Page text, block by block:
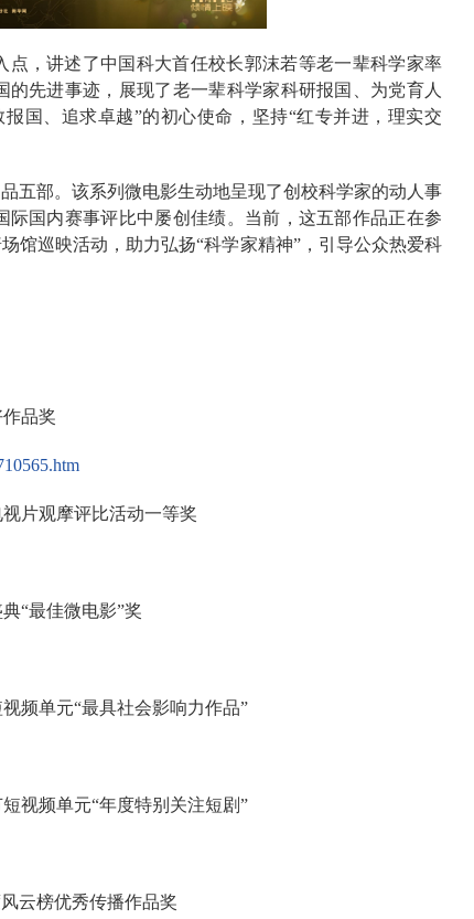
点，讲述了中国科大首任校长郭沫若等老一辈科学家率
先进事迹，展现了老一辈科学家科研报国、为党育人
国、追求卓越”的初心使命，坚持“红专并进，理实交
五部。该系列微电影生动地呈现了创校科学家的动人事
国内赛事评比中屡创佳绩。当前，这五部作品正在参
馆巡映活动，助力弘扬“科学家精神”，引导公众热爱科
品奖
片观摩评比活动一等奖
“最佳微电影”奖
频单元“最具社会影响力作品”
视频单元“年度特别关注短剧”
云榜优秀传播作品奖